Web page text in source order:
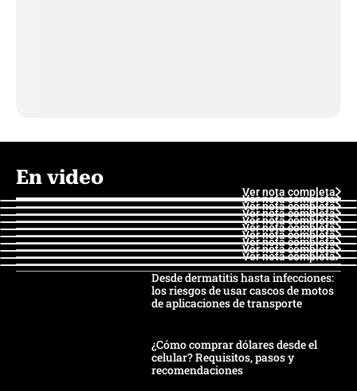
En video
Ver nota completa
Ver nota completa
Ver nota completa
Ver nota completa
Ver nota completa
Ver nota completa
Ver nota completa
Ver nota completa
Ver nota completa
Ver nota completa
Desde dermatitis hasta infecciones:
los riesgos de usar cascos de motos
de aplicaciones de transporte
¿Cómo comprar dólares desde el
celular? Requisitos, pasos y
recomendaciones